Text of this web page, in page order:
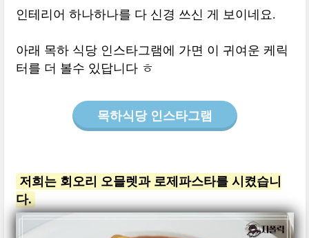
인테리어 하나하나를 다 신경 쓰신 게 보이네요.
아래 목하 식당 인스타그램에 가면 이 귀여운 케릭
터를 더 볼수 있답니다 ㅎ
목하식당 인스타그램
저희는 회오리 오믈렛과 로제파스타를 시켰습니
다.